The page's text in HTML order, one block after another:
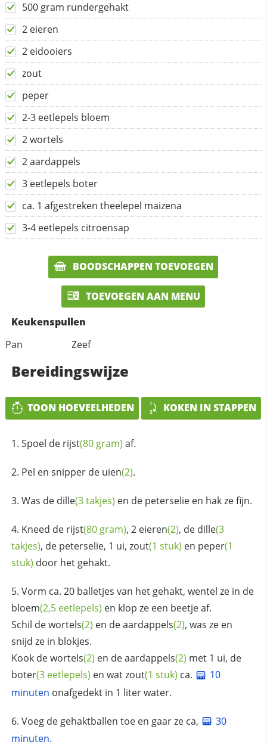
500 gram rundergehakt
2 eieren
2 eidooiers
zout
peper
2-3 eetlepels bloem
2 wortels
2 aardappels
3 eetlepels boter
ca. 1 afgestreken theelepel maizena
3-4 eetlepels citroensap
BOODSCHAPPEN TOEVOEGEN
TOEVOEGEN AAN MENU
Keukenspullen
Pan
Zeef
Bereidingswijze
TOON HOEVEELHEDEN KOKEN IN STAPPEN
Spoel de rijst(80 gram) af.
Pel en snipper de uien(2).
Was de dille(3 takjes) en de peterselie en hak ze fijn.
Kneed de rijst(80 gram), 2 eieren(2), de dille(3
takjes), de peterselie, 1 ui, zout(1 stuk) en peper(1
stuk) door het gehakt.
Vorm ca. 20 balletjes van het gehakt, wentel ze in de
bloem(2,5 eetlepels) en klop ze een beetje af.
Schil dewortels(2) en deaardappels(2), was ze en
snijd ze in blokjes.
Kook dewortels(2) en deaardappels(2) met 1 ui, de
boter(3 eetlepels) en watzout(1 stuk) ca.
10
minuten onafgedekt in 1 liter water.
Voeg de gehaktballen toe en gaar ze ca,
30
minuten.